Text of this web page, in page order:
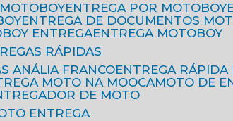
MOTOBOY ENTREGA POR MOTOBOY
ENTREGA DE DOCUMENTOS
ENTREGA
ENTREGA MOTOBOY
RÁPIDAS
ANÁLIA FRANCO
ENTREGA
MOTO NA MOOCA
MOTO DE
DE MOTO
ENTREGA